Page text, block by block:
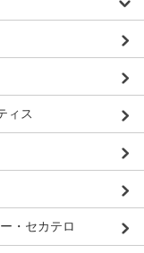
ィス
・セカテロ